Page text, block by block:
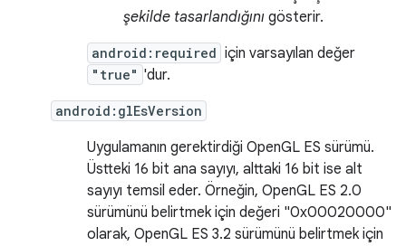
şekilde tasarlandığını gösterir.
android:required için varsayılan değer
"true" 'dur.
android:glEsVersion
Uygulamanın gerektirdiği OpenGL ES sürümü.
Üstteki 16 bit ana sayıyı, alttaki 16 bit ise alt
sayıyı temsil eder. Örneğin, OpenGL ES 2.0
sürümünü belirtmek için değeri "0x00020000"
olarak, OpenGL ES 3.2 sürümünü belirtmek için